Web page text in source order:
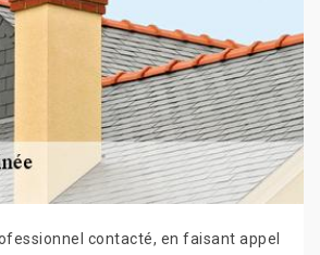
contacté, en faisant appel